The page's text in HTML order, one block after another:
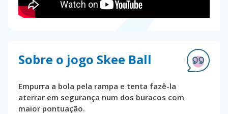
Sobre o jogo Skee Ball
Empurra a bola pela rampa e tenta fazê-la
aterrar em segurança num dos buracos com
maior pontuação.